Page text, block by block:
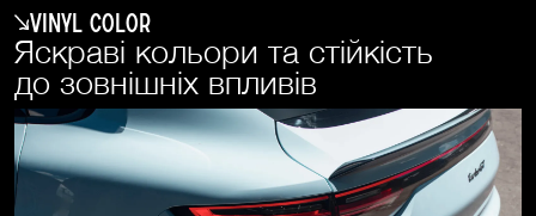
Vinyl Color
Яскраві кольори та стійкість
до зовнішніх впливів